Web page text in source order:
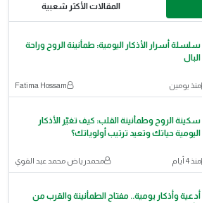
المقالات الأكثر شعبية
سلسلة أسرار الأذكار اليومية: طمأنينة الروح وراحة
البال
منذ يومين Fatima Hossam
سكينة الروح وطمأنينة القلب: كيف تغيّر الأذكار
اليومية حياتك وتعيد ترتيب أولوياتك؟
منذ 4 أيام محمدرياض محمد عبد القوي
أدعية وأذكار يومية.. مفتاح الطمأنينة والقرب من